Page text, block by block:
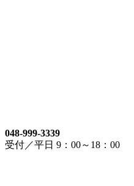
048-999-3339
受付／平日 9：00～18：00